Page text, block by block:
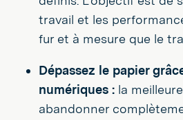
travail et les
fur et à mesure que le
Dépassez le papier
numériques : la
abandonner